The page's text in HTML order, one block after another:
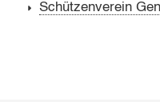
Schützenverein